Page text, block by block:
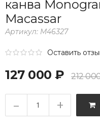
канва
Macassar
Артикул: M46327
Оставить
127 000 ₽ 212
– +